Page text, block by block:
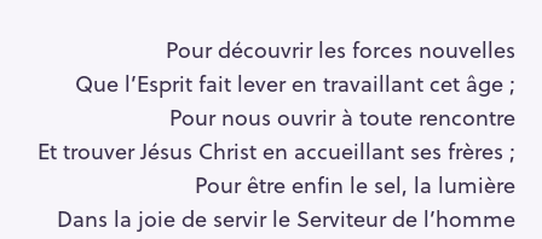
Pour découvrir les forces nouvelles
Que l’Esprit fait lever en travaillant cet âge ;
Pour nous ouvrir à toute rencontre
Et trouver Jésus Christ en accueillant ses frères ;
Pour être enfin le sel, la lumière
Dans la joie de servir le Serviteur de l’homme